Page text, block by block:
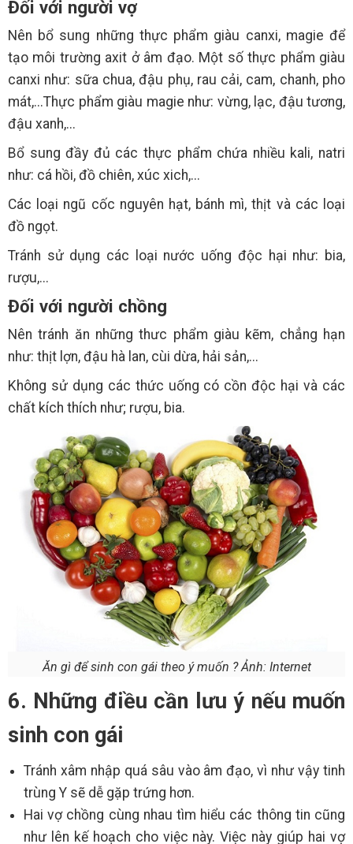
Đối với người vợ
Nên bổ sung những thực phẩm giàu canxi, magie để
tạo môi trường axit ở âm đạo. Một số thực phẩm giàu
canxi như: sữa chua, đậu phụ, rau cải, cam, chanh, pho
mát,...Thực phẩm giàu magie như: vừng, lạc, đậu tương,
đậu xanh,...
Bổ sung đầy đủ các thực phẩm chứa nhiều kali, natri
như: cá hồi, đồ chiên, xúc xich,...
Các loại ngũ cốc nguyên hạt, bánh mì, thịt và các loại
đồ ngọt.
Tránh sử dụng các loại nước uống độc hại như: bia,
rượu,...
Đối với người chồng
Nên tránh ăn những thưc phẩm giàu kẽm, chẳng hạn
như: thịt lợn, đậu hà lan, cùi dừa, hải sản,...
Không sử dụng các thức uống có cồn độc hại và các
chất kích thích như; rượu, bia.
Ăn gì để sinh con gái theo ý muốn ? Ảnh: Internet
6. Những điều cần lưu ý nếu muốn
sinh con gái
Tránh xâm nhập quá sâu vào âm đạo, vì như vậy tinh
trùng Y sẽ dễ gặp trứng hơn.
Hai vợ chồng cùng nhau tìm hiểu các thông tin cũng
như lên kế hoạch cho việc này. Việc này giúp hai vợ